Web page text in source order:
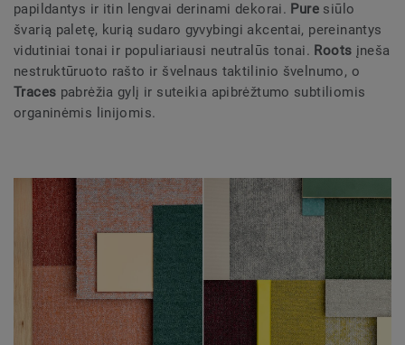
papildantys ir itin lengvai derinami dekorai. Pure siūlo
švarią paletę, kurią sudaro gyvybingi akcentai, pereinantys
vidutiniai tonai ir populiariausi neutralūs tonai. Roots įneša
nestruktūruoto rašto ir švelnaus taktilinio švelnumo, o
Traces pabrėžia gylį ir suteikia apibrėžtumo subtiliomis
organinėmis linijomis.